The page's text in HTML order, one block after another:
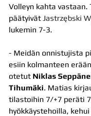
Volleyn kahta
päätyivät Jastrzębski
lukemin 7-3.
- Meidän onnistujista
esiin kolmanteen
otetut Niklas
Tihumäki. Matias
tilastoihin 7/+7 peräti
hyökkäystehoilla,